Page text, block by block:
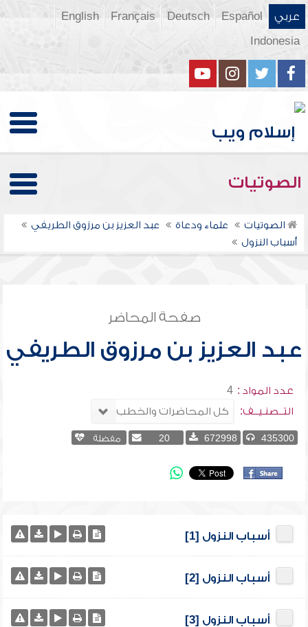
عربي Español
Deutsch
Français
English
Indonesia
الصوتيات
الصوتيات علماء ودعاة
عبد العزيز بن مرزوق الطريفي
أسباب النزول
صفحة المحاضر
عبد العزيز بن مرزوق الطريفي
عدد المواد : 4
التــصنـيــف:
435300
672998
20 مفضلة
أسباب النزول [1]
أسباب النزول [2]
أسباب النزول [3]